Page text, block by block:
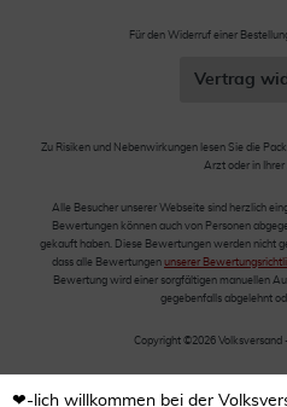
Für den Widerruf einer
Vertrag
Zu Risiken und Nebenwirkungen lesen Sie die
Arzt oder in
Alle Besucher unserer Webseite sind herzlich
Bewertungen können auch von Personen
gekauft haben. Diese Bewertungen werden nicht
dass alle Bewertungen unserer
Bewertung wird einer sorgfältigen manuellen
gegebenfalls abgelehnt
Copyright ©2026 Volksversand
❤-lich willkommen bei der